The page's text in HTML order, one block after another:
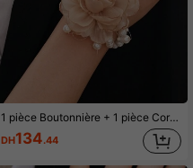
1 pièce Boutonnière + 1 pièce Corsage de poignet, Décoration de Camélia Champagne Élégante Unisexe pour le Marié, la Mariée, le Garçon d'honneur, la Demoiselle d'honneur, Mariage, Fête, Bal de Promo
DH134.44